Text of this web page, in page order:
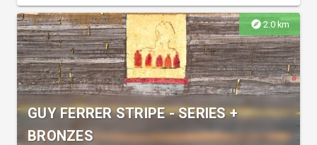
explore2.0 km
GUY FERRER STRIPE - SERIES +
BRONZES